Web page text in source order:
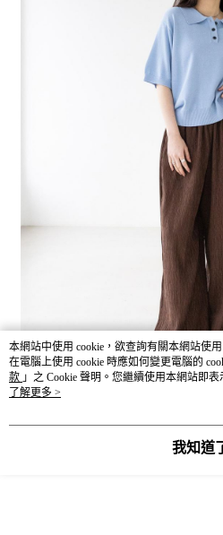
本網站中使用 cookie，欲查詢有關本網站使
在電腦上使用 cookie 時應如何變更電腦的
款 」之 Cookie 聲明。您繼續使用本網站即
之 Cookie 聲明使用 cookie。
了解更多 >
我知道